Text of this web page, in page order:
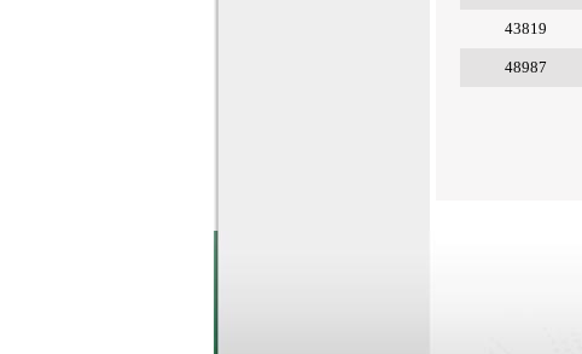
43819
48987